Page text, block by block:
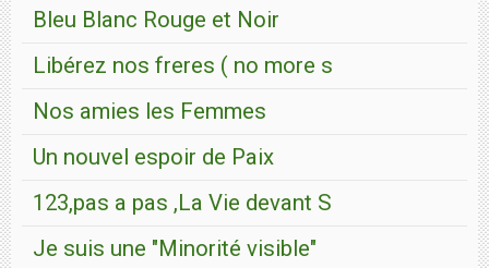
Bleu Blanc Rouge et Noir
Libérez nos freres ( no more s
Nos amies les Femmes
Un nouvel espoir de Paix
123,pas a pas ,La Vie devant S
Je suis une "Minorité visible"